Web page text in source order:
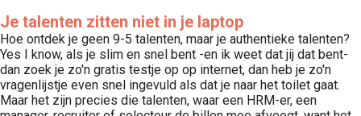
Je talenten zitten niet in je laptop
Hoe ontdek je geen 9-5 talenten, maar je authentieke talenten?
Yes I know, als je slim en snel bent -en ik weet dat jij dat bent-
dan zoek je zo'n gratis testje op op internet, dan heb je zo'n
vragenlijstje even snel ingevuld als dat je naar het toilet gaat.
Maar het zijn precies die talenten, waar een HRM-er, een